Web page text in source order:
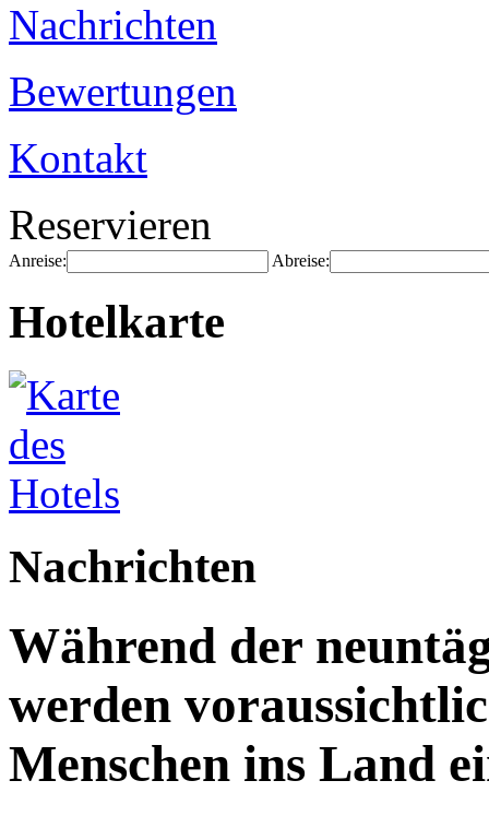
Nachrichten
Bewertungen
Kontakt
Reservieren
Anreise: Abreise:
Hotelkarte
Nachrichten
Während der
werden
Menschen ins Land